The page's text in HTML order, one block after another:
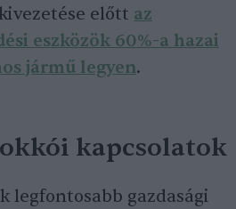
előtt az
eszközök 60%-a hazai
jármű legyen.
kapcsolatok
legfontosabb gazdasági